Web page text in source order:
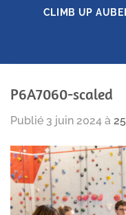
CLIMB UP
P6A7060-scaled
Publié 3 juin 2024 à